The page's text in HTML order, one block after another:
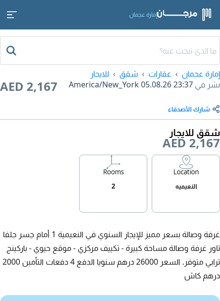
إمارة عجمان
إمارة عجمان عقارات شقق
للايجار
نشر في 05.08.26 23:37
AED 2,167
شارك الأصدقاء
شقق للايجار
AED 2,167
Location
النعيميه
Rooms
2
غرفة وصالة بسعر مميز للإيجار السنوي في النعيمية 1 أمام جسر جلفا
تاور غرفة وصالة مساحة كبيرة - تكييف مركزي - موقع حيوي - باركينج
ترابي متوفر. السعر 26000 درهم سنويا الدفع 4 دفعات التأمين 2000
درهم كاش